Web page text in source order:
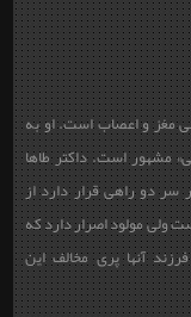
مغز و اعصاب است. او به
مشهور است. داکتر طاها
دو راهی قرار دارد از
مولود اصرار دارد که
آنها پری مخالف این